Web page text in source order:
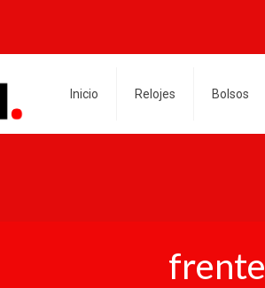
Inicio Relojes Bolsos
frente